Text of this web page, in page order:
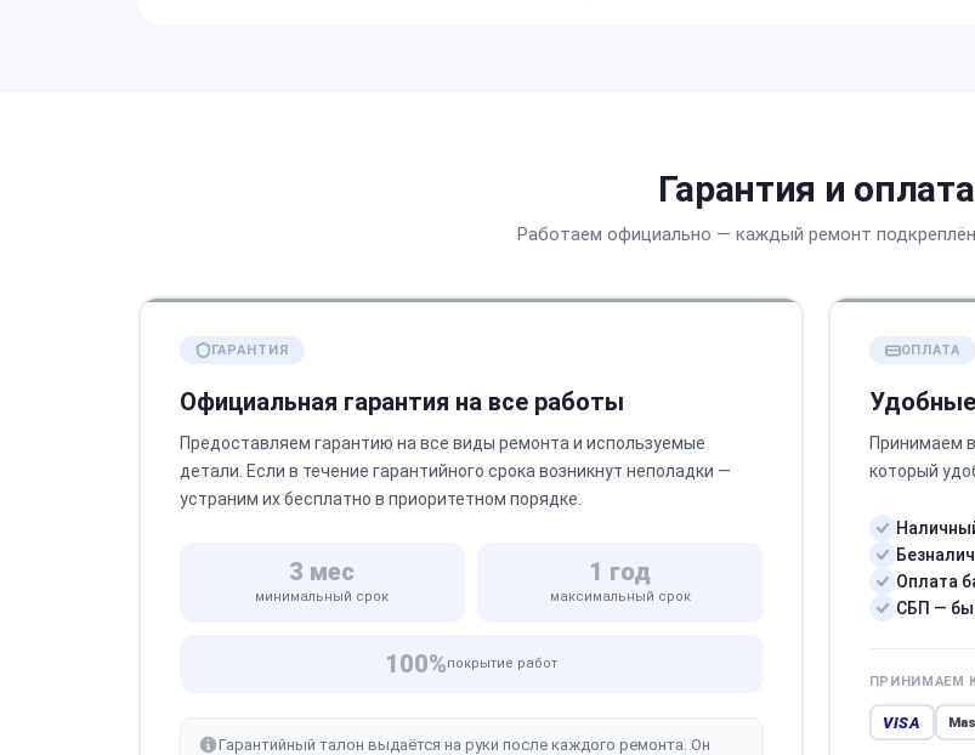
Гарантия и оплата
Работаем официально — каждый ремонт
ГАРАНТИЯ
Официальная гарантия на все работы
Предоставляем гарантию на все виды ремонта и используемые
детали. Если в течение гарантийного срока возникнут неполадки —
устраним их бесплатно в приоритетном порядке.
3 мес
минимальный срок
1 год
максимальный срок
100%покрытие работ
Гарантийный талон выдаётся на руки после каждого ремонта. Он
ОПЛАТА
Принимаем
который
Оплата
СБП —
ПРИНИМАЕМ
VISA